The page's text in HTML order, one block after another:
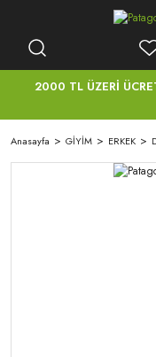
2000 TL ÜZERİ
Anasayfa GİYİM ERKEK